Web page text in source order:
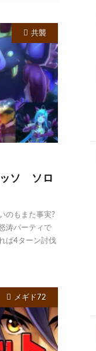
共襲
ソ ソロ
のもまた事実?
涛パーティで
ば4ターン討伐
メギド72